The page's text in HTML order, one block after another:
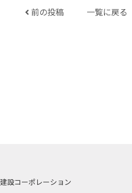
前の投稿 一覧に戻る
設コーポレーション